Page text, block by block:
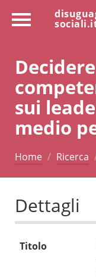
sui
medio
Home Ricerca
Dettagli
Titolo